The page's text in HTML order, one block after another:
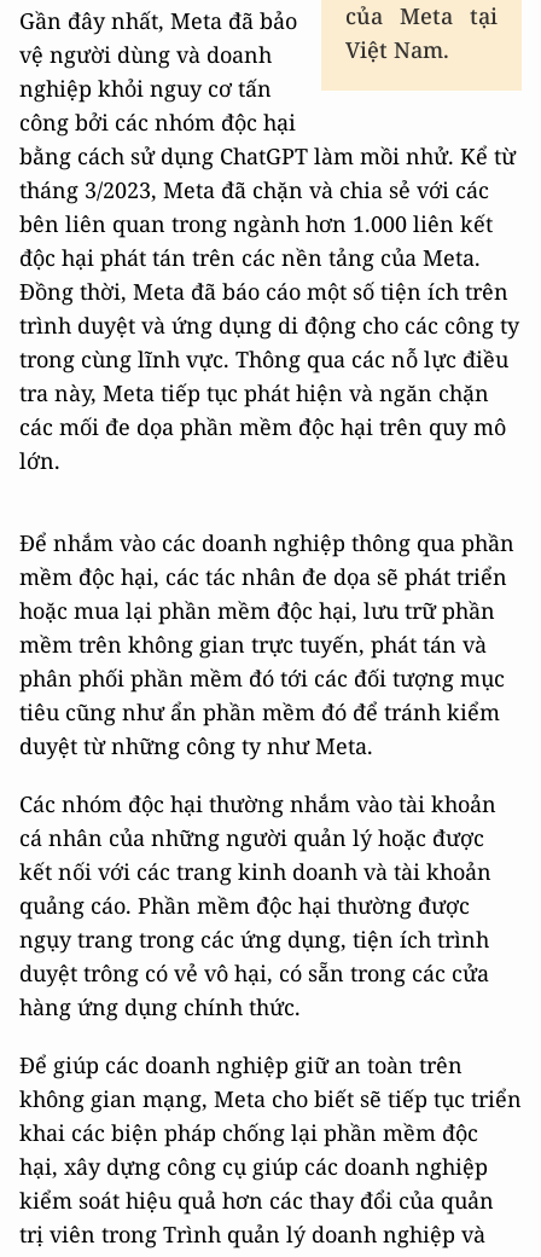
của Meta tại
Việt Nam.
Gần đây nhất, Meta đã bảo
vệ người dùng và doanh
nghiệp khỏi nguy cơ tấn
công bởi các nhóm độc hại
bằng cách sử dụng ChatGPT làm mồi nhử. Kể từ
tháng 3/2023, Meta đã chặn và chia sẻ với các
bên liên quan trong ngành hơn 1.000 liên kết
độc hại phát tán trên các nền tảng của Meta.
Đồng thời, Meta đã báo cáo một số tiện ích trên
trình duyệt và ứng dụng di động cho các công ty
trong cùng lĩnh vực. Thông qua các nỗ lực điều
tra này, Meta tiếp tục phát hiện và ngăn chặn
các mối đe dọa phần mềm độc hại trên quy mô
lớn.
Để nhắm vào các doanh nghiệp thông qua phần
mềm độc hại, các tác nhân đe dọa sẽ phát triển
hoặc mua lại phần mềm độc hại, lưu trữ phần
mềm trên không gian trực tuyến, phát tán và
phân phối phần mềm đó tới các đối tượng mục
tiêu cũng như ẩn phần mềm đó để tránh kiểm
duyệt từ những công ty như Meta.
Các nhóm độc hại thường nhắm vào tài khoản
cá nhân của những người quản lý hoặc được
kết nối với các trang kinh doanh và tài khoản
quảng cáo. Phần mềm độc hại thường được
ngụy trang trong các ứng dụng, tiện ích trình
duyệt trông có vẻ vô hại, có sẵn trong các cửa
hàng ứng dụng chính thức.
Để giúp các doanh nghiệp giữ an toàn trên
không gian mạng, Meta cho biết sẽ tiếp tục triển
khai các biện pháp chống lại phần mềm độc
hại, xây dựng công cụ giúp các doanh nghiệp
kiểm soát hiệu quả hơn các thay đổi của quản
trị viên trong Trình quản lý doanh nghiệp và